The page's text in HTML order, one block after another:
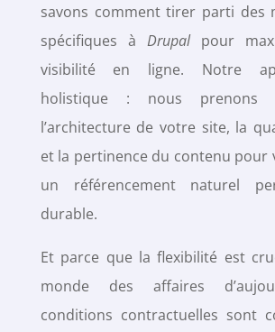
savons comment tirer parti des
spécifiques à Drupalpour
visibilité en ligne. Notre
holistique : nous prenons
l’architecture de votre site, la
et la pertinence du contenu pour
un référencement naturel
durable.
Et parce que la flexibilité est
monde des affaires
conditions contractuelles sont